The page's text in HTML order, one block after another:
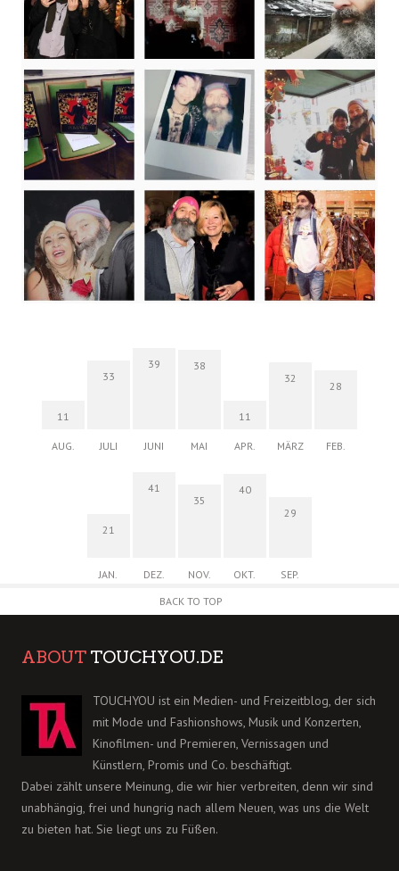
11
AUG.
33
JULI
39
JUNI
38
MAI
11
APR.
32
MÄRZ
28
FEB.
21
JAN.
41
DEZ.
35
NOV.
40
OKT.
29
SEP.
BACK TO TOP
ABOUT TOUCHYOU.DE
TOUCHYOU ist ein Medien- und Freizeitblog, der sich
mit Mode und Fashionshows, Musik und Konzerten,
Kinofilmen- und Premieren, Vernissagen und
Künstlern, Promis und Co. beschäftigt.
Dabei zählt unsere Meinung, die wir hier verbreiten, denn wir sind
unabhängig, frei und hungrig nach allem Neuen, was uns die Welt
zu bieten hat. Sie liegt uns zu Füßen.